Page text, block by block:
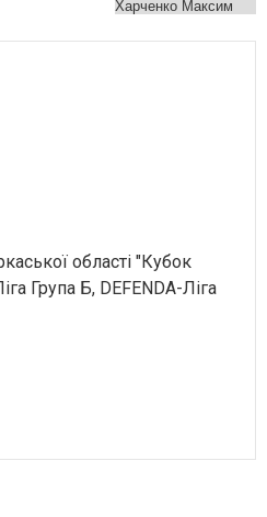
області "Кубок
Група Б, DEFENDA-Ліга